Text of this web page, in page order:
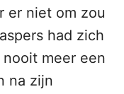
er niet om zou
had zich
meer een
na zijn